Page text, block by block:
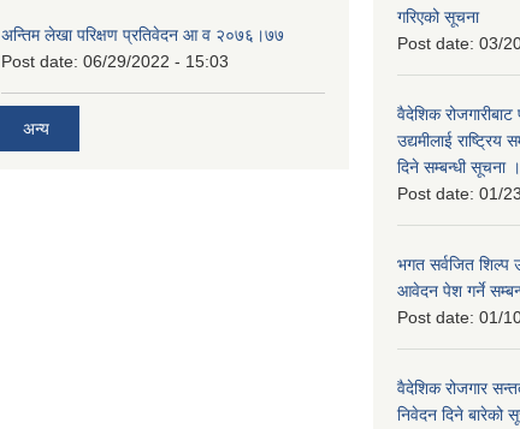
अन्तिम लेखा परिक्षण प्रतिवेदन आ व २०७६।७७
Post date: 06/29/2022 - 15:03
अन्य
गरिएको सूचना
Post date: 03/
वैदेशिक
उद्यमीलाई
दिने सम्बन्धी सूचना ।
Post date: 01/
भगत सर्वजित शिल्प
आवेदन पेश गर्ने
Post date: 01/
वैदेशिक रोजगार
निवेदन दिने बारेको